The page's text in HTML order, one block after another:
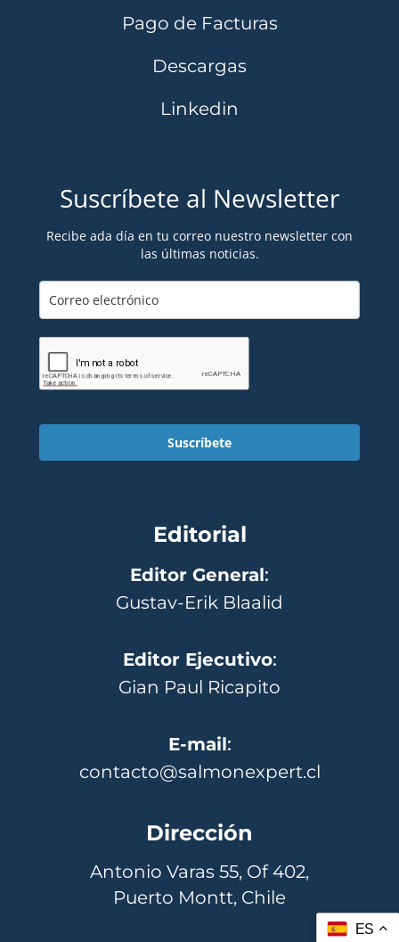
Pago de Facturas
Descargas
Linkedin
Suscríbete al Newsletter
Recibe ada día en tu correo nuestro newsletter con
las últimas noticias.
Suscríbete
Editorial
Editor General:
Gustav-Erik Blaalid
Editor Ejecutivo:
Gian Paul Ricapito
E-mail:
contacto@salmonexpert.cl
Dirección
Antonio Varas 55, Of 402,
Puerto Montt, Chile
ES